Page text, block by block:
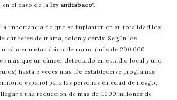
el caso de la ley antitabaco”.
importancia de que se implanten en su totalidad los
cánceres de mama, colon y cérvix. Según los
cáncer metastásico de mama (más de 200.000
más que un cáncer detectado en estadio local y uno
hasta 3 veces más, De establecerse programas
español para las personas en edad de riesgo,
a una reducción de más de 1.000 millones de